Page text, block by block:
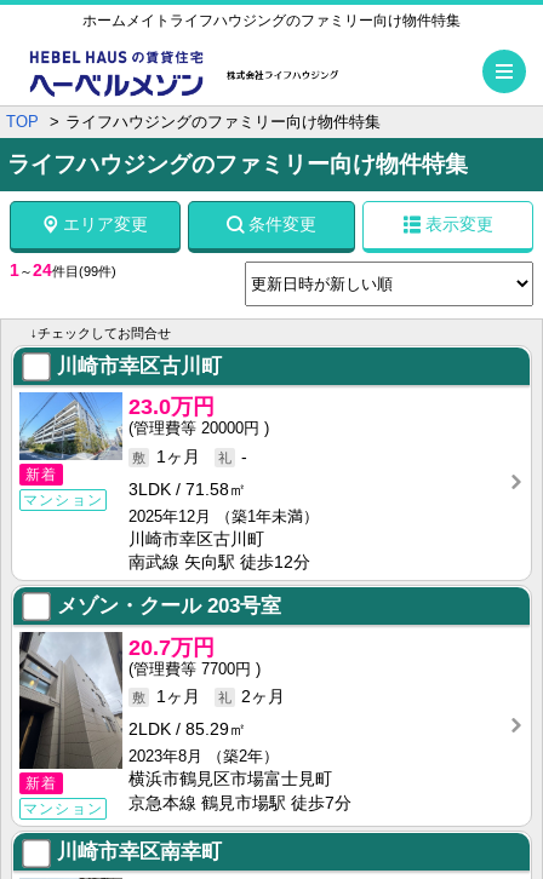
ホームメイトライフハウジングのファミリー向け物件特集
TOP ライフハウジングのファミリー向け物件特集
ライフハウジングのファミリー向け物件特集
エリア変更 条件変更 表示変更
1～24件目 (99件)
↓チェックしてお問合せ
川崎市幸区古川町
新着
マンション
23.0万円
20000円
1ヶ月
-
3LDK
71.58㎡
2025年12月
（築1年未満）
川崎市幸区古川町
南武線 矢向駅 徒歩12分
メゾン・クール 203号室
新着
マンション
20.7万円
7700円
1ヶ月
2ヶ月
2LDK
85.29㎡
2023年8月
（築2年）
横浜市鶴見区市場富士見町
京急本線 鶴見市場駅 徒歩7分
川崎市幸区南幸町